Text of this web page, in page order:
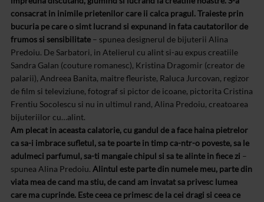
consacrat in inimile prietenilor care ii calca pragul. Traieste prin
bucuria pe care o simt lucrand si expunand in fata cautatorilor de
frumos si sensibilitate – spunea designerul de bijuterii Alina
Predoiu. De Sarbatori, in Atelierul cu alint si-au expus creatiile
Sandra Galan (couture romanesc), Kristina Dragomir (creator de
palarii), Andreea Banita, maitre fleuriste, Raluca Jurcovan, regizor
de film si televiziune, fotograf si pictor de icoane, pictorita Cristina
Frentiu Socolescu si nu in ultimul rand, Alina Predoiu, creatoarea
bijuteriilor cu…alint.
Am plecat in aceasta calatorie, cu gandul de a face haina pietrelor
ca sa-i imbrace sufletul, sa te poarte in timp ca-ntr-o poveste, sa le
adulmeci parfumul, sa-ti mangaie chipul si sa te alinte in fiece zi –
spunea Alina Predoiu. Alintul este parte din numele meu, parte din
viata mea de cand ma stiu, de cand am invatat sa privesc lumea
care ma cuprinde. Este ceea ce primesc de la cei dragi si ceea ce